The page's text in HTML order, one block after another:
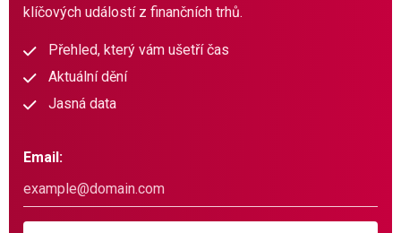
klíčových událostí z finančních trhů.
Přehled, který vám ušetří čas
Aktuální dění
Jasná data
Email: